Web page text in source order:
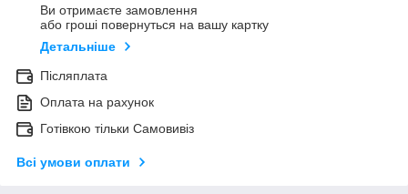
Ви отримаєте замовлення
або гроші повернуться на вашу картку
Детальніше
Післяплата
Оплата на рахунок
Готівкою тільки Самовивіз
Всі умови оплати